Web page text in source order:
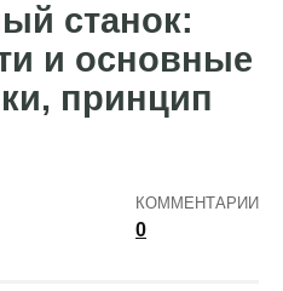
станок:
и основные
принцип
КОММЕНТАРИИ
0